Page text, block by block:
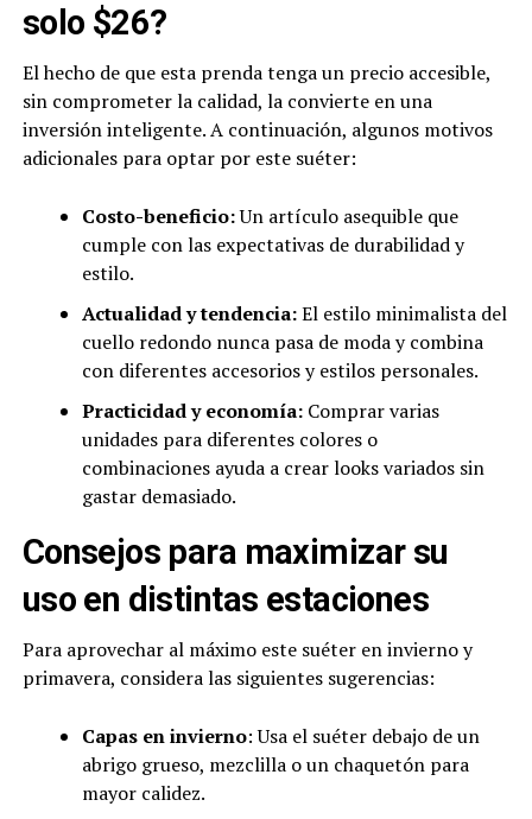
solo $26?
El hecho de que esta prenda tenga un precio accesible,
sin comprometer la calidad, la convierte en una
inversión inteligente. A continuación, algunos motivos
adicionales para optar por este suéter:
Costo-beneficio:Un artículo asequible que
cumple con las expectativas de durabilidad y
estilo.
Actualidad y tendencia:El estilo minimalista del
cuello redondo nunca pasa de moda y combina
con diferentes accesorios y estilos personales.
Practicidad y economía:Comprar varias
unidades para diferentes colores o
combinaciones ayuda a crear looks variados sin
gastar demasiado.
Consejos para maximizar su
uso en distintas estaciones
Para aprovechar al máximo este suéter en invierno y
primavera, considera las siguientes sugerencias:
Capas en invierno: Usa el suéter debajo de un
abrigo grueso, mezclilla o un chaquetón para
mayor calidez.